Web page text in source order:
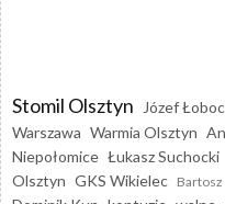
Stomil Olsztyn Józef
Warszawa Warmia Olsztyn
Niepołomice Łukasz Suchocki
Olsztyn GKS Wikielec